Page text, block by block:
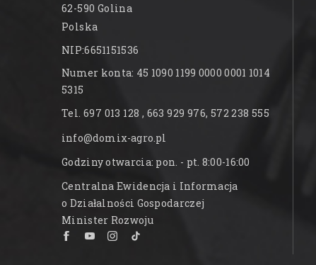
62-590 Golina
Polska
NIP:6651151536
Numer konta: 45 1090 1199 0000 0001 1014
5315
Tel. 697 013 128 , 663 929 976, 572 238 555
info@domix-agro.pl
Godziny otwarcia: pon. - pt. 8:00-16:00
Centralna Ewidencja i Informacja
o Działalności Gospodarczej
Minister Rozwoju